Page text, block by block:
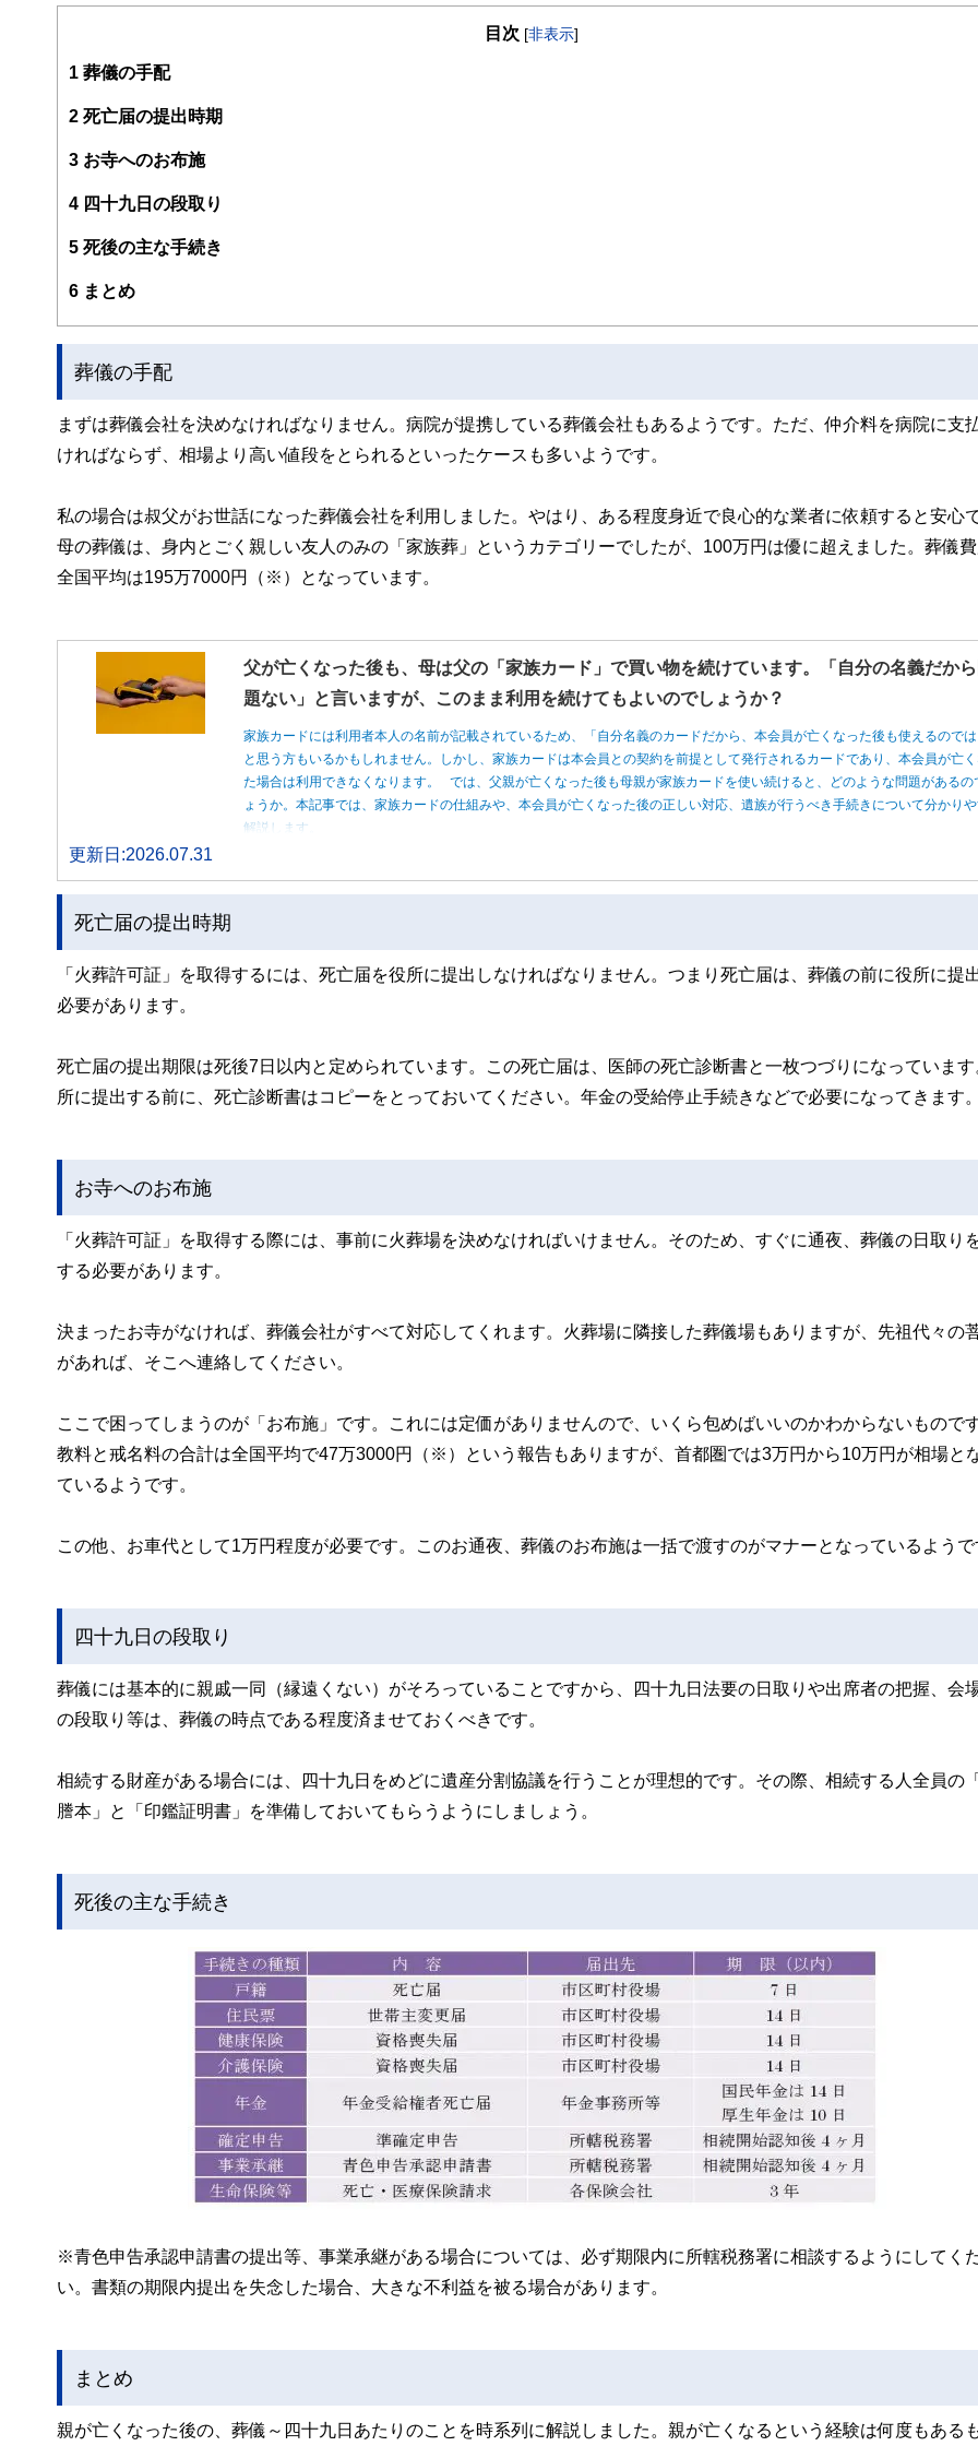
済教育にも尽力している。
平成30年度日本FP協会『くらしとお金の相談室』相談員、大阪市立住まい情報センター専門家相談員、修学支援アドバイザー（大阪府教育委
会）にも就任している。
目次 [非表示]
1 葬儀の手配
2 死亡届の提出時期
3 お寺へのお布施
4 四十九日の段取り
5 死後の主な手続き
6 まとめ
葬儀の手配
まずは葬儀会社を決めなければなりません。病院が提携している葬儀会社もあるようです。ただ、仲介料を病院に支
ければならず、相場より高い値段をとられるといったケースも多いようです。
私の場合は叔父がお世話になった葬儀会社を利用しました。やはり、ある程度身近で良心的な業者に依頼すると安心で
母の葬儀は、身内とごく親しい友人のみの「家族葬」というカテゴリーでしたが、100万円は優に超えました。葬儀
全国平均は195万7000円（※）となっています。
父が亡くなった後も、母は父の「家族カード」で買い物を続けています。「自分の名義だから
題ない」と言いますが、このまま利用を続けてもよいのでしょうか？
家族カードには利用者本人の名前が記載されているため、「自分名義のカードだから、本会員が亡くなった後も使えるのでは
と思う方もいるかもしれません。しかし、家族カードは本会員との契約を前提として発行されるカードであり、本会員が亡く
た場合は利用できなくなります。 では、父親が亡くなった後も母親が家族カードを使い続けると、どのような問題があるの
ょうか。本記事では、家族カードの仕組みや、本会員が亡くなった後の正しい対応、遺族が行うべき手続きについて分かりや
解説します。
更新日:2026.07.31
死亡届の提出時期
「火葬許可証」を取得するには、死亡届を役所に提出しなければなりません。つまり死亡届は、葬儀の前に役所に提
必要があります。
死亡届の提出期限は死後7日以内と定められています。この死亡届は、医師の死亡診断書と一枚つづりになっています
所に提出する前に、死亡診断書はコピーをとっておいてください。年金の受給停止手続きなどで必要になってきます。
お寺へのお布施
「火葬許可証」を取得する際には、事前に火葬場を決めなければいけません。そのため、すぐに通夜、葬儀の日取り
する必要があります。
決まったお寺がなければ、葬儀会社がすべて対応してくれます。火葬場に隣接した葬儀場もありますが、先祖代々の
があれば、そこへ連絡してください。
ここで困ってしまうのが「お布施」です。これには定価がありませんので、いくら包めばいいのかわからないもので
教料と戒名料の合計は全国平均で47万3000円（※）という報告もありますが、首都圏では3万円から10万円が相場と
ているようです。
この他、お車代として1万円程度が必要です。このお通夜、葬儀のお布施は一括で渡すのがマナーとなっているようで
四十九日の段取り
葬儀には基本的に親戚一同（縁遠くない）がそろっていることですから、四十九日法要の日取りや出席者の把握、会
の段取り等は、葬儀の時点である程度済ませておくべきです。
相続する財産がある場合には、四十九日をめどに遺産分割協議を行うことが理想的です。その際、相続する人全員の
謄本」と「印鑑証明書」を準備しておいてもらうようにしましょう。
死後の主な手続き
※青色申告承認申請書の提出等、事業承継がある場合については、必ず期限内に所轄税務署に相談するようにしてく
い。書類の期限内提出を失念した場合、大きな不利益を被る場合があります。
まとめ
親が亡くなった後の、葬儀～四十九日あたりのことを時系列に解説しました。親が亡くなるという経験は何度もある